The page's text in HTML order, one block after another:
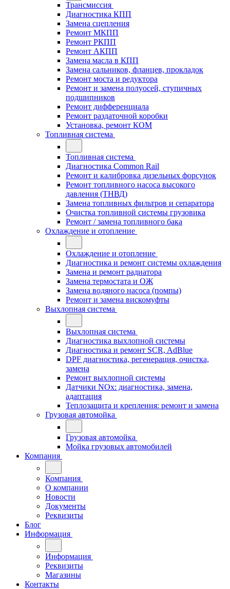
Трансмиссия
Диагностика КПП
Замена сцепления
Ремонт МКПП
Ремонт РКПП
Ремонт АКПП
Замена масла в КПП
Замена сальников, фланцев, прокладок
Ремонт моста и редуктора
Ремонт и замена полуосей, ступичных
подшипников
Ремонт дифференциала
Ремонт раздаточной коробки
Установка, ремонт КОМ
Топливная система
Топливная система
Диагностика Common Rail
Ремонт и калибровка дизельных форсунок
Ремонт топливного насоса высокого
давления (ТНВД)
Замена топливных фильтров и сепаратора
Очистка топливной системы грузовика
Ремонт / замена топливного бака
Охлаждение и отопление
Охлаждение и отопление
Диагностика и ремонт системы охлаждения
Замена и ремонт радиатора
Замена термостата и ОЖ
Замена водяного насоса (помпы)
Ремонт и замена вискомуфты
Выхлопная система
Выхлопная система
Диагностика выхлопной системы
Диагностика и ремонт SCR, AdBlue
DPF диагностика, регенерация, очистка,
замена
Ремонт выхлопной системы
Датчики NOx: диагностика, замена,
адаптация
Теплозащита и крепления: ремонт и замена
Грузовая автомойка
Грузовая автомойка
Мойка грузовых автомобилей
Компания
Компания
О компании
Новости
Документы
Реквизиты
Блог
Информация
Информация
Реквизиты
Магазины
Контакты